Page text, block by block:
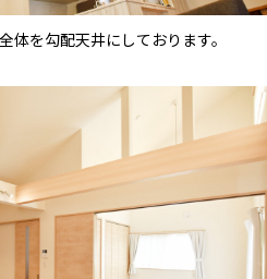
体を勾配天井にしております。